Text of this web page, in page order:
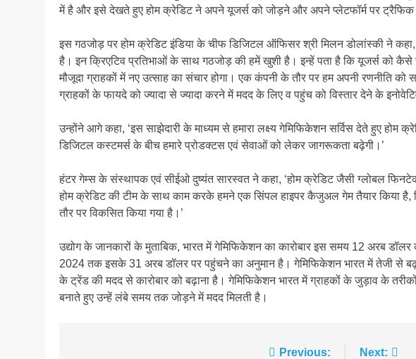
में है और इसे देखते हुए होम क्रेडिट ने अपने यूजर्स को जोड़ने और अपने प्लेटफॉर्म पर ट्रैफिक
इस गठजोड़ पर होम क्रेडिट इंडिया के चीफ डिजिटल ऑफिसर श्री मिलन डोलांस्की ने
है। इन क्रिएटिव प्रतिभाओं के साथ गठजोड़ की हमें खुशी है। इन्हें पता है कि यूजर्स को
मौजूदा ग्राहकों में नए उत्साह का संचार होगा। एक कंपनी के तौर पर हम अपनी रणनीति
ग्राहकों के फायदे को ज्यादा से ज्यादा करने में मदद के लिए व पहुंच को विस्तार देने के
उन्होंने आगे कहा, ‘इस साझेदारी के माध्यम से हमारा लक्ष्य गेमिफिकेशन सर्विस देते हुए होम
डिजिटल कस्टमर्स के बीच हमारे प्रोडक्टस एवं सेवाओं को लेकर जागरूकता बढ़ेगी।’
हंटर गेम्स के संस्थापक एवं सीईओ दुष्यंत सारस्वत ने कहा, ‘होम क्रेडिट जैसी ग्लोबल
होम क्रेडिट की टीम के साथ काम करके हमने एक सिंपल हाइपर कैजुअल गेम तैयार किया
तौर पर विकसित किया गया है।’
उद्योग के जानकारों के मुताबिक, भारत में गेमिफिकेशन का कारोबार इस समय 12 अरब
2024 तक इसके 31 अरब डॉलर पर पहुंचने का अनुमान है। गेमिफिकेशन भारत में तेजी से बढ़
के ट्रेंड की मदद से कारोबार को बढ़ाना है। गेमिफिकेशन भारत में ग्राहकों के जुड़ाव के
बनाते हुए उन्हें लंबे समय तक जोड़ने में मदद मिलती है।
Previous: Next: